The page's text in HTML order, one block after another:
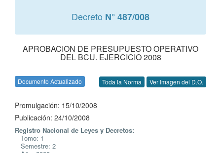
Decreto N° 487/008
APROBACION DE PRESUPUESTO OPERATIVO
DEL BCU. EJERCICIO 2008
Documento Actualizado Toda la Norma Ver Imagen del D.O.
Promulgación: 15/10/2008
Publicación: 24/10/2008
Registro Nacional de Leyes y Decretos:
Tomo: 1
Semestre: 2